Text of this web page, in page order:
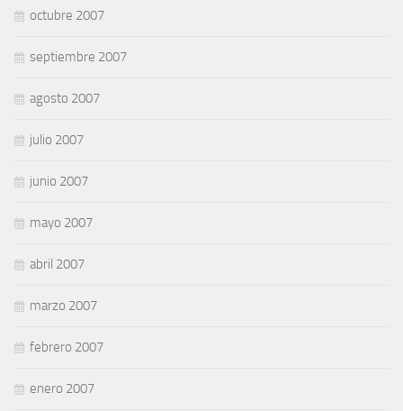
octubre 2007
septiembre 2007
agosto 2007
julio 2007
junio 2007
mayo 2007
abril 2007
marzo 2007
febrero 2007
enero 2007